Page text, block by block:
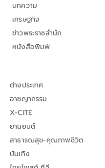
บทความ
เศรษฐกิจ
ข่าวพระราชสำนัก
หนังสือพิมพ์
ต่างประเทศ
อาชญากรรม
X-CITE
ยานยนต์
สาธารณสุข-คุณภาพชีวิต
บันเทิง